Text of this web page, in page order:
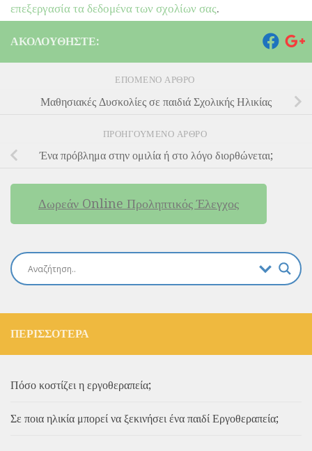
επεξεργασία τα δεδομένα των σχολίων σας.
ΑΚΟΛΟΥΘΉΣΤΕ:
ΕΠΌΜΕΝΟ ΆΡΘΡΟ
Μαθησιακές Δυσκολίες σε παιδιά Σχολικής Ηλικίας
ΠΡΟΗΓΟΎΜΕΝΟ ΆΡΘΡΟ
Ένα πρόβλημα στην ομιλία ή στο λόγο διορθώνεται;
Δωρεάν Online Προληπτικός Έλεγχος
ΠΕΡΙΣΣΌΤΕΡΑ
Πόσο κοστίζει η εργοθεραπεία;
Σε ποια ηλικία μπορεί να ξεκινήσει ένα παιδί Εργοθεραπεία;